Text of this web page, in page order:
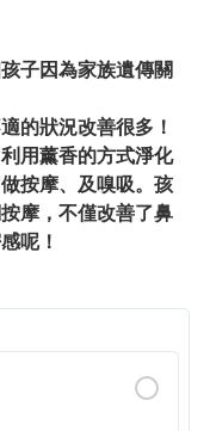
子因為家族遺傳關
的狀況改善很多！
用薰香的方式淨化
按摩、及嗅吸。 孩
摩，不僅改善了鼻
呢！